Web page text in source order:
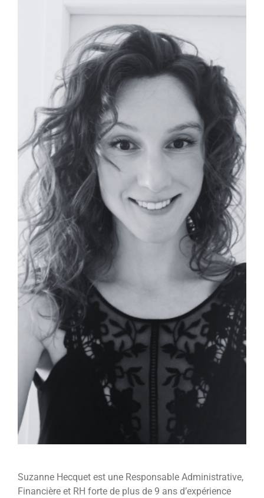
Suzanne Hecquet est une Responsable Administrative,
Financière et RH forte de plus de 9 ans d’expérience